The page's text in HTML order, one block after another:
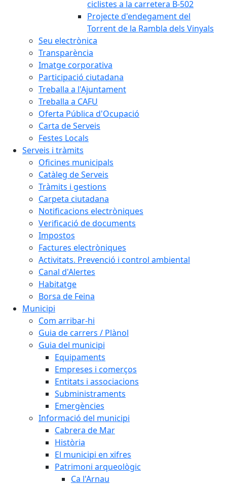
ciclistes a la carretera B-502
Projecte d'endegament del
Torrent de la Rambla dels Vinyals
Seu electrònica
Transparència
Imatge corporativa
Participació ciutadana
Treballa a l'Ajuntament
Treballa a CAFU
Oferta Pública d'Ocupació
Carta de Serveis
Festes Locals
Serveis i tràmits
Oficines municipals
Catàleg de Serveis
Tràmits i gestions
Carpeta ciutadana
Notificacions electròniques
Verificació de documents
Impostos
Factures electròniques
Activitats. Prevenció i control ambiental
Canal d'Alertes
Habitatge
Borsa de Feina
Municipi
Com arribar-hi
Guia de carrers / Plànol
Guia del municipi
Equipaments
Empreses i comerços
Entitats i associacions
Subministraments
Emergències
Informació del municipi
Cabrera de Mar
Història
El municipi en xifres
Patrimoni arqueològic
Ca l'Arnau